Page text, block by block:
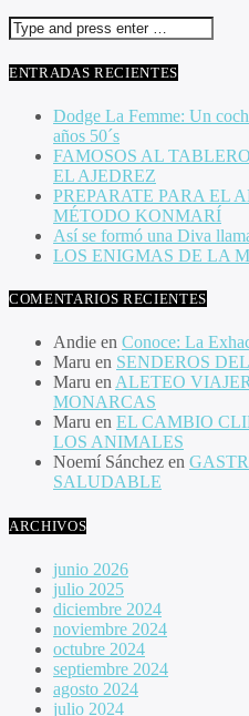
ENTRADAS RECIENTES
Dodge La Femme: Un
años 50´s
FAMOSOS AL
EL AJEDREZ
PREPARATE PARA EL
MÉTODO KONMARÍ
Así se formó una Diva
LOS ENIGMAS DE LA
COMENTARIOS RECIENTES
Andie en Conoce: La
Maru en SENDEROS
Maru en ALETEO
MONARCAS
Maru en EL CAMBIO
LOS ANIMALES
Noemí Sánchez en
SALUDABLE
ARCHIVOS
junio 2026
julio 2025
diciembre 2024
noviembre 2024
octubre 2024
septiembre 2024
agosto 2024
julio 2024